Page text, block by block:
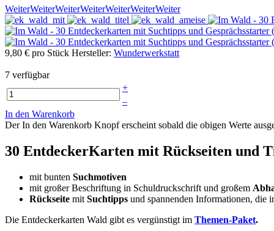
WeiterWeiterWeiterWeiterWeiterWeiterWeiter
9,80 € pro Stück Hersteller: Wunderwerkstatt
7 verfügbar
+
–
In den Warenkorb
Der In den Warenkorb Knopf erscheint sobald die obigen Werte
30 EntdeckerKarten mit Rückseiten und
mit bunten Suchmotiven
mit großer Beschriftung in Schuldruckschrift und großem
Rückseite mit Suchtipps und spannenden Informationen, die
Die Entdeckerkarten Wald gibt es vergünstigt im Themen-Paket.